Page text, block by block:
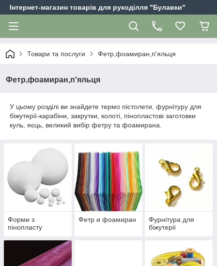
Інтернет-магазин товарів для рукоділля "Булавки"
Товари та послуги Фетр,фоамиран,п'яльця
Фетр,фоамиран,п'яльця
У цьому розділі ви знайдете термо пістолети, фурнітуру для
біжутерії-карабіни, закрутки, колоті, пінопластові заготовки
куль, яєць, великий вибір фетру та фоамирана.
Форми з
пінопласту
Фетр и фоамиран
Фурнітура для
біжутерії